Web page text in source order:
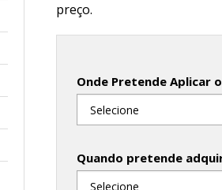
preço.
Onde Pretende Aplicar
Quando pretende